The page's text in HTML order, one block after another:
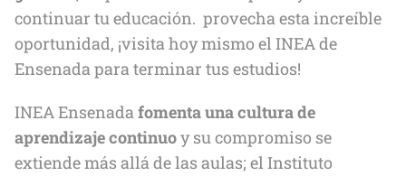
continuar tu educación. provecha esta increíble
oportunidad, ¡visita hoy mismo el INEA de
Ensenada para terminar tus estudios!
INEA Ensenadafomenta una cultura de
aprendizaje continuoy su compromiso se
extiende más allá de las aulas; el Instituto